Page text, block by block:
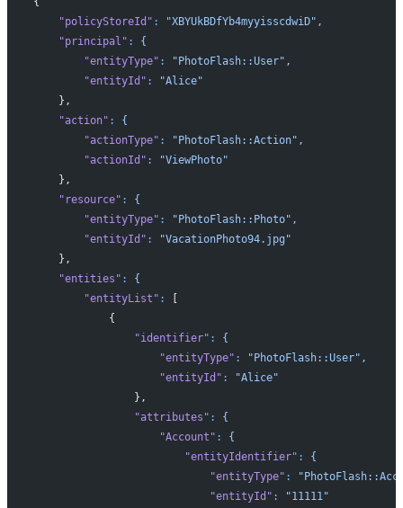
    "policyStoreId"
:
"XBYUkBDfYb4myyisscdwiD",
    "principal"
:
{
        "entityType"
:
"PhotoFlash::User",
        "entityId"
:
"Alice"
    },
    "action"
:
{
        "actionType"
:
"PhotoFlash::Action",
        "actionId"
:
"ViewPhoto"
    },
    "resource"
:
{
        "entityType"
:
"PhotoFlash::Photo",
        "entityId"
:
"VacationPhoto94.jpg"
    },
    "entities"
:
{
        "entityList"
:
            {
                "identifier"
:
{
                    "entityType"
:
"PhotoFlash::User",
                    "entityId"
:
"Alice"
                },
                "attributes"
:
{
                    "Account"
:
{
                        "entityIdentifier"
:
{
                            "entityType"
:
                            "entityId"
:
"11111"